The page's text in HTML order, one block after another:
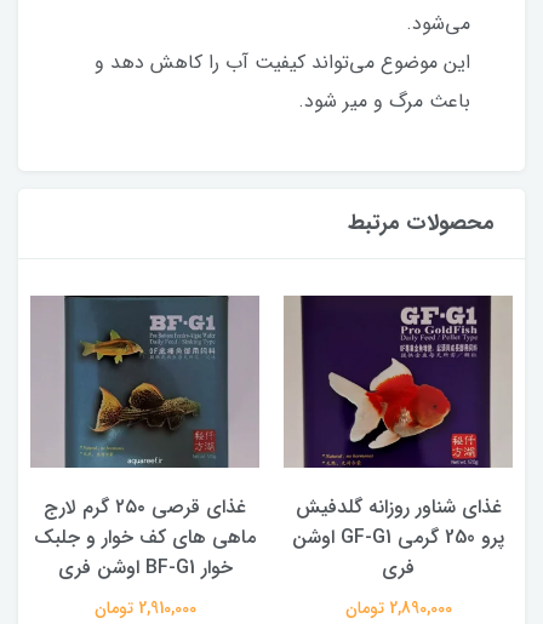
می‌شود.
این موضوع می‌تواند کیفیت آب را کاهش دهد و
باعث مرگ و میر شود.
محصولات مرتبط
غذای شناور روزانه گلدفیش
پرو 250 گرمی GF-G1 اوشن
فری
2,890,000 تومان
غذای قرصی ۲۵۰ گرم لارج
ماهی های کف خوار و جلبک
خوار BF-G1 اوشن فری
2,910,000 تومان